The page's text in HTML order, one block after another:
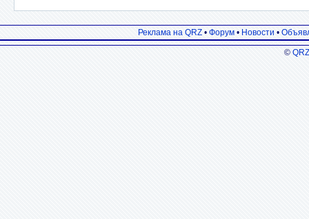
Реклама на QRZ • Форум • Новости •
©